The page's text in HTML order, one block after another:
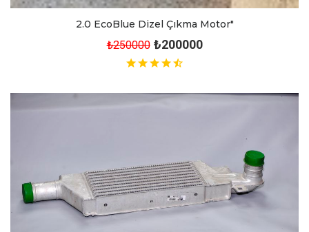
2.0 EcoBlue Dizel Çıkma Motor"
₺250000 ₺200000